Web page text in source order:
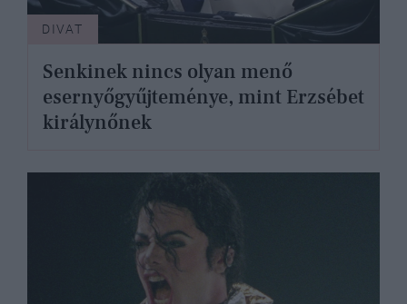
DIVAT
Senkinek nincs olyan menő
esernyőgyűjteménye, mint Erzsébet
királynőnek